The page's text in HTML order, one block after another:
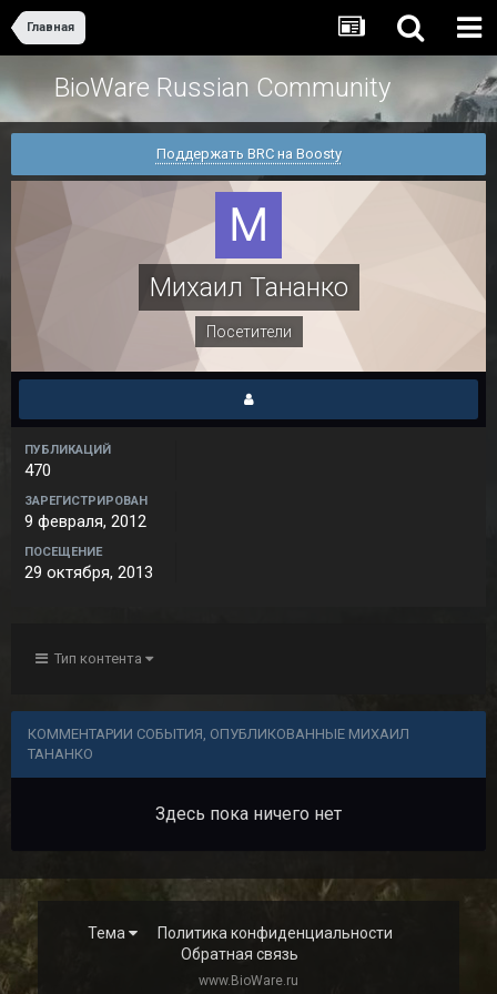
Главная
BioWare Russian Community
Поддержать BRC на Boosty
Михаил Тананко
Посетители
ПУБЛИКАЦИЙ
470
ЗАРЕГИСТРИРОВАН
9 февраля, 2012
ПОСЕЩЕНИЕ
29 октября, 2013
Тип контента
КОММЕНТАРИИ СОБЫТИЯ, ОПУБЛИКОВАННЫЕ МИХАИЛ
ТАНАНКО
Здесь пока ничего нет
Тема
Политика конфиденциальности
Обратная связь
www.BioWare.ru